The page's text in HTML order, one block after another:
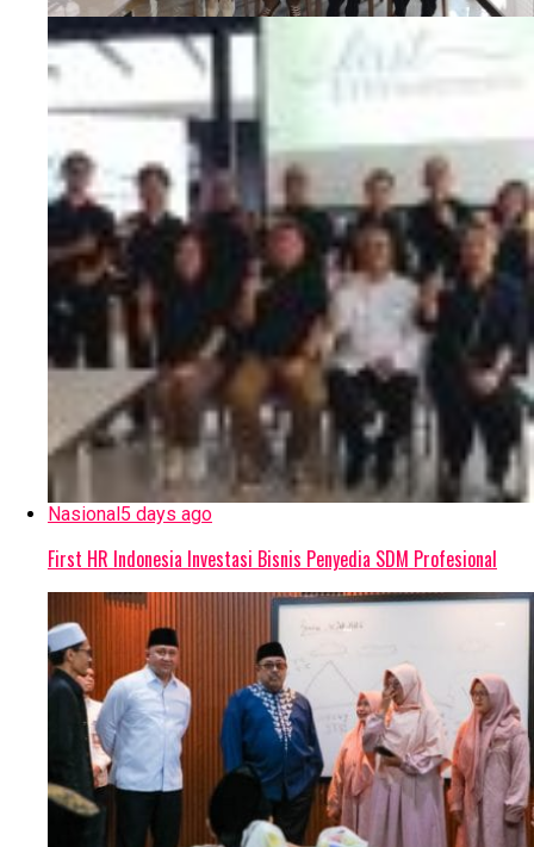
Nasional5 days ago
First HR Indonesia Investasi Bisnis Penyedia SDM Profesional